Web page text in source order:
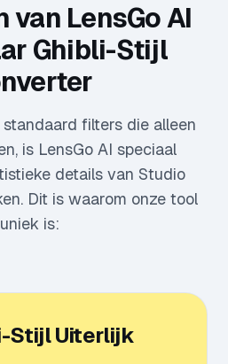
van LensGo AI
Ghibli-Stijl
filters die alleen
is LensGo AI speciaal
details van Studio
Dit is waarom onze tool
uniek is:
Stijl Uiterlijk